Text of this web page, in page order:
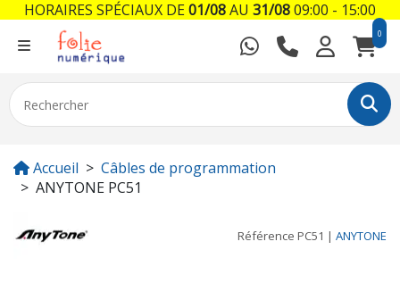
0
Accueil
Câbles de programmation
ANYTONE PC51
Référence PC51 | ANYTONE
HORAIRES SPÉCIAUX DE01/08AU 31/0809:00 - 15:00